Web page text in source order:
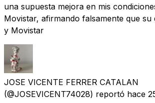
una supuesta mejora en mis
Movistar, afirmando falsamente que su
y Movistar
JOSE VICENTE FERRER CATALAN
(@JOSEVICENT74028) reportó hace